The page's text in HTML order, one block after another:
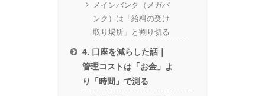
メインバンク（メガバ
ンク）は「給料の受け
取り場所」と割り切る
4. 口座を減らした話｜
管理コストは「お金」よ
り「時間」で測る